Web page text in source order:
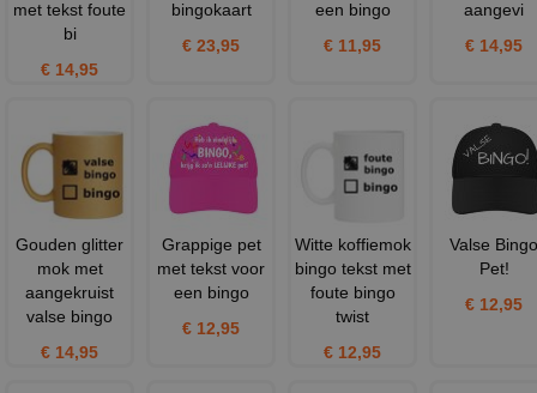
met tekst foute
bi
€ 14,95
bingokaart
€ 23,95
een bingo
€ 11,95
aangevi
€ 14,95
Gouden glitter
mok met
aangekruist
valse bingo
€ 14,95
Grappige pet
met tekst voor
een bingo
€ 12,95
Witte koffiemok
bingo tekst met
foute bingo
twist
€ 12,95
Valse Bingo
Pet!
€ 12,95